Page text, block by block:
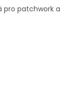
pro patchwork a